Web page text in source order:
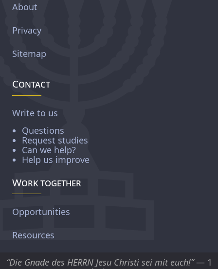
About
Privacy
Sitemap
Contact
Write to us
Questions
Request studies
Can we help?
Help us improve
Work together
Opportunities
Resources
“Die Gnade des HERRN Jesu Christi sei mit euch!”— 1